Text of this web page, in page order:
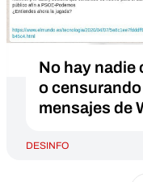
No hay
o
mensajes de
DESINFO